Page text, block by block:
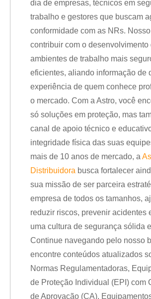
dia de empresas, técnicos em
trabalho e gestores que buscam
conformidade com as NRs.
contribuir com o desenvolvimento
ambientes de trabalho mais
eficientes, aliando informação de
experiência de quem conhece
o mercado. Com a Astro, você
só soluções em proteção, mas
canal de apoio técnico e
integridade física das suas
mais de 10 anos de mercado, a
Distribuidora busca fortalecer
sua missão de ser parceira
empresa de todos os tamanhos,
reduzir riscos, prevenir acidentes
uma cultura de segurança sólida
Continue navegando pelo nosso
encontre conteúdos atualizados
Normas Regulamentadoras,
de Proteção Individual (EPI) com
de Aprovação (CA),